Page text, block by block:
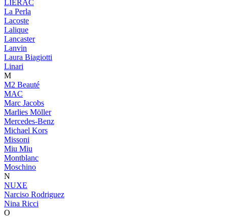
LIERAC
La Perla
Lacoste
Lalique
Lancaster
Lanvin
Laura Biagiotti
Linari
M
M2 Beauté
MAC
Marc Jacobs
Marlies Möller
Mercedes-Benz
Michael Kors
Missoni
Miu Miu
Montblanc
Moschino
N
NUXE
Narciso Rodriguez
Nina Ricci
O